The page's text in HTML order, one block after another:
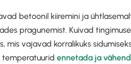
betoonil kiiremini ja
pragunemist. Kuivad
vajavad korralikuks
ennetada ja